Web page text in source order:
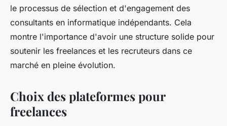
le processus de sélection et d'engagement des
consultants en informatique indépendants. Cela
montre l'importance d'avoir une structure solide pour
soutenir les freelances et les recruteurs dans ce
marché en pleine évolution.
Choix des plateformes pour
freelances